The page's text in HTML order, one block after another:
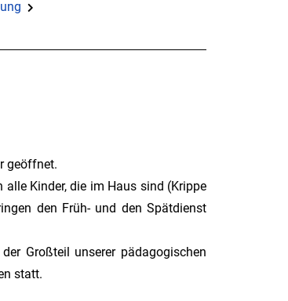
geöffnet.
Kinder, die im Haus sind (Krippe
den Früh- und den Spätdienst
Großteil unserer pädagogischen
statt.